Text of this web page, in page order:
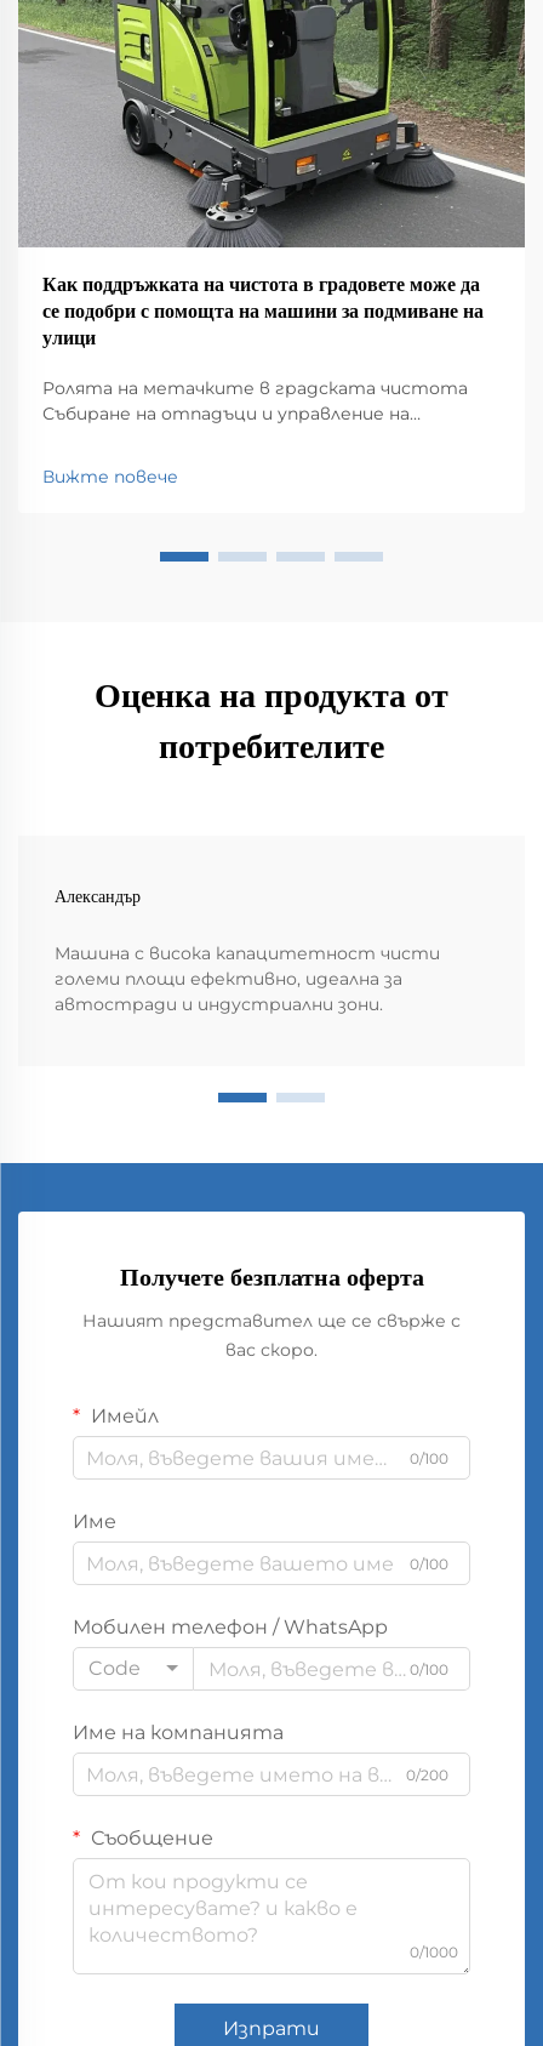
Как поддръжката на чистота в градовете може да
се подобри с помощта на машини за подмиване на
улици
Ролята на метачките в градската чистота
Събиране на отпадъци и управление на
поддържането на чистотата в нашите
градове, като събират всякакви неща, които се
Вижте повече
Оценка на продукта от
потребителите
Александър
Машина с висока капацитетност чисти
големи площи ефективно, идеална за
автостради и индустриални зони.
Получете безплатна оферта
Нашият представител ще се свърже с
вас скоро.
Имейл
0/100
Име
0/100
Мобилен телефон / WhatsApp
Code
0/100
Име на компанията
0/200
Съобщение
0/1000
Изпрати